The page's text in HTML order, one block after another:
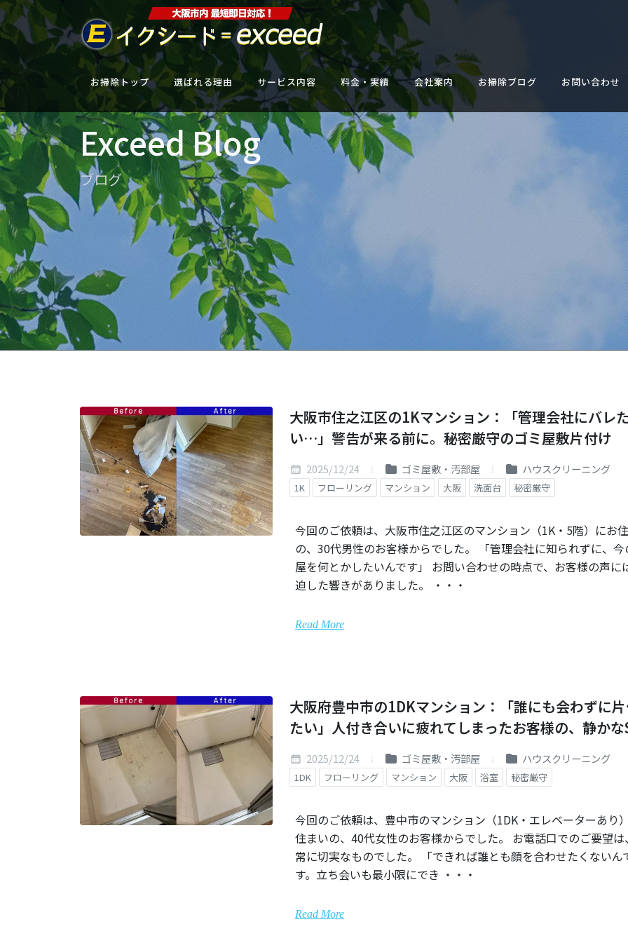
お掃除トップ 選ばれる理由 サービス内容 料金・実績 会社案内 お掃除ブログ お問い合わせ
Exceed Blog
ブログ
大阪市住之江区の1Kマンション：「管理会社にバレ
い…」警告が来る前に。秘密厳守のゴミ屋敷片付け
2025/12/24 ゴミ屋敷・汚部屋 ハウスクリーニング
1K フローリング マンション 大阪 洗面台 秘密厳守
今回のご依頼は、大阪市住之江区のマンション（1K・5階）にお
の、30代男性のお客様からでした。 「管理会社に知られずに、今
屋を何とかしたいんです」 お問い合わせの時点で、お客様の声に
迫した響きがありました。 ・・・
Read More
大阪府豊中市の1DKマンション：「誰にも会わずに
たい」人付き合いに疲れてしまったお客様の、静かな
2025/12/24 ゴミ屋敷・汚部屋 ハウスクリーニング
1DK フローリング マンション 大阪 浴室 秘密厳守
今回のご依頼は、豊中市のマンション（1DK・エレベーターあり
住まいの、40代女性のお客様からでした。 お電話口でのご要望は
常に切実なものでした。 「できれば誰とも顔を合わせたくないん
す。立ち会いも最小限にでき ・・・
Read More